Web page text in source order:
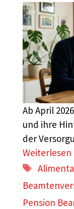
Ab April
und ihre
der
Pension